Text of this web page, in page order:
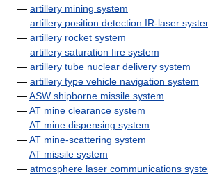
— artillery mining system
— artillery position detection IR-laser
— artillery rocket system
— artillery saturation fire system
— artillery tube nuclear delivery system
— artillery type vehicle navigation system
—ASW shipborne missile system
—AT mine clearance system
—AT mine dispensing system
—AT mine-scattering system
—AT missile system
— atmosphere laser communications